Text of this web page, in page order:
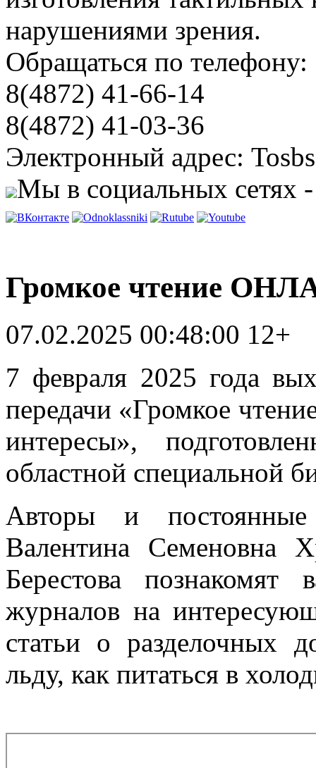
нарушениями зрения.
Обращаться по телефону:
8(4872) 41-66-14
8(4872) 41-03-36
Электронный адрес:
Мы в социальных сетях
Громкое чтение
07.02.2025 00:48:00 12+
7 февраля 2025 года
передачи «Громкое
интересы»,
областной специальной
Авторы и постоянные
Валентина Семеновна
Берестова
журналов на
статьи о разделочных
льду, как питаться в